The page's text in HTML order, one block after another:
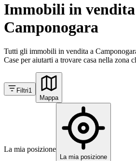
Immobili in
Camponogara
Tutti gli immobili in vendita a
Case per aiutarti a trovare casa nella zona
Filtri1
Mappa
La mia posizione
La mia posizione